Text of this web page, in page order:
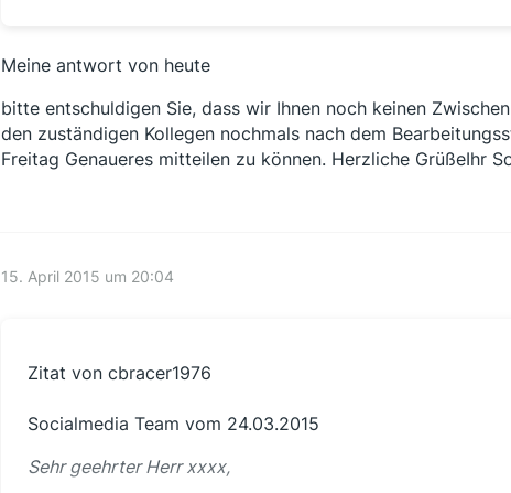
Meine antwort von heute
bitte entschuldigen Sie, dass wir Ihnen noch keinen
den zuständigen Kollegen nochmals nach dem
Freitag Genaueres mitteilen zu können. Herzliche GrüßeIhr
15. April 2015 um 20:04
Zitat von cbracer1976
Socialmedia Team vom 24.03.2015
Sehr geehrter Herr xxxx,